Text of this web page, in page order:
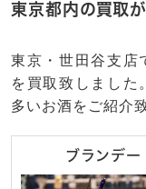
東京都内の買取
東京・世田谷支店
を買取致しました
多いお酒をご紹介
ブランデー